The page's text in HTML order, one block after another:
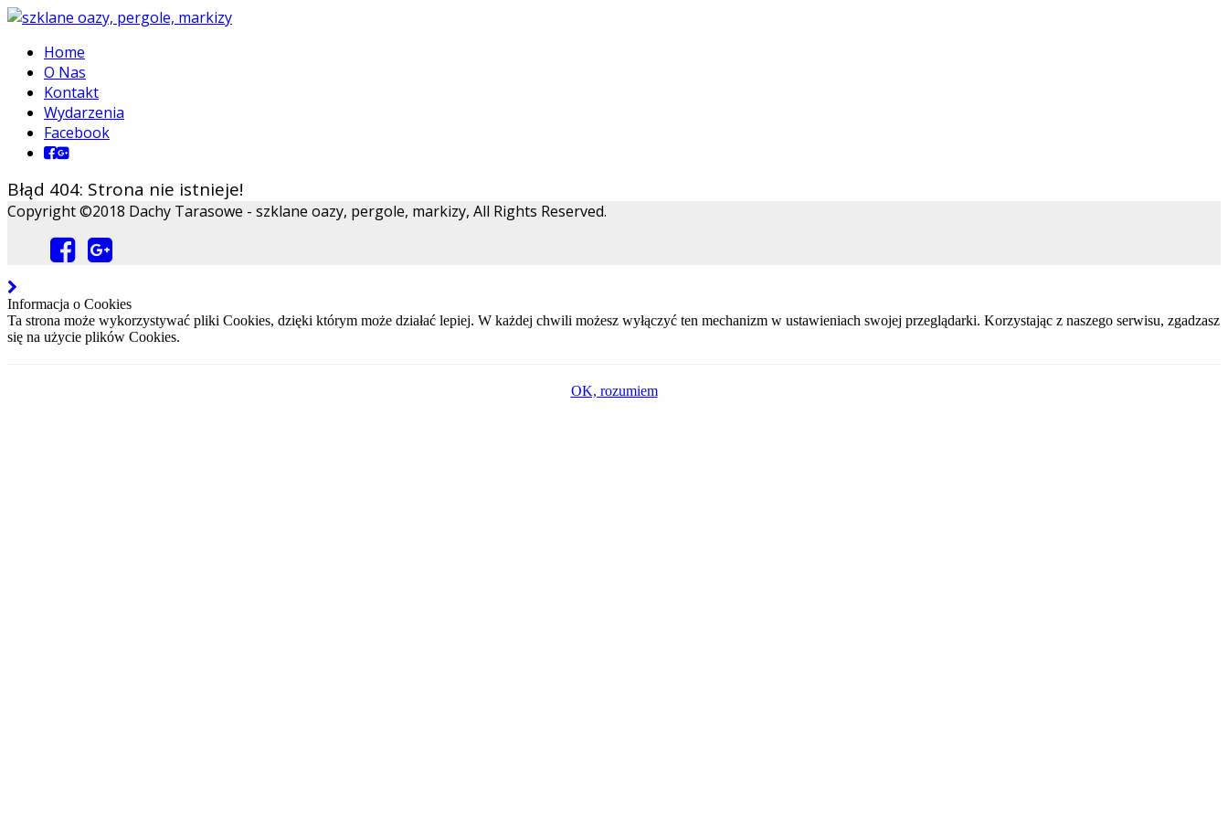
Home
O Nas
Kontakt
Wydarzenia
Facebook
Błąd 404: Strona nie istnieje!
Copyright ©2018 Dachy Tarasowe - szklane oazy, pergole, markizy, All Rights Reserved.
Informacja o Cookies
Ta strona może wykorzystywać pliki Cookies, dzięki którym może działać lepiej. W każdej chwili możesz wyłączyć ten mechanizm w ustawieniach swojej przeglądarki. Korzystając z naszego serwisu, zgadzasz
się na użycie plików Cookies.
OK, rozumiem